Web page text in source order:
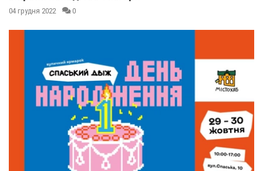
04 грудня 2022 0